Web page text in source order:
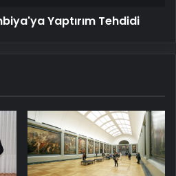
Yaptırım Tehdidi